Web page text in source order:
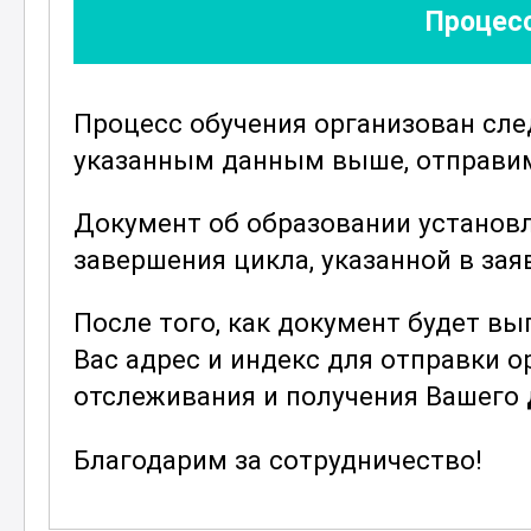
Важным компонентом курса
отделочных материалов, таких
древесины и условий
позволяет значительно улучшить
изделий.
В процессе освоения курса особое
о новейших разработках и
качество отделки и ускорить
также изучение международных
выпускникам применять свои
Процесс обучения организован
указанным данным выше,
Документ об образовании
завершения цикла, указанной в
После того, как документ будет
Вас адрес и индекс для отправки
отслеживания и получения Вашего
Благодарим за сотрудничество!